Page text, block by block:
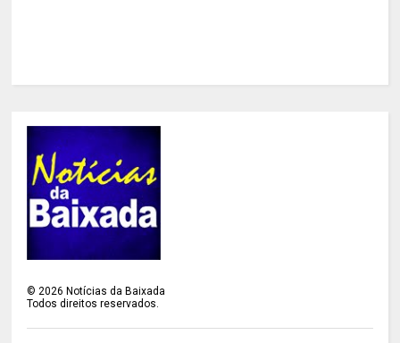
©2026 Notícias da Baixada
Todos direitos reservados.